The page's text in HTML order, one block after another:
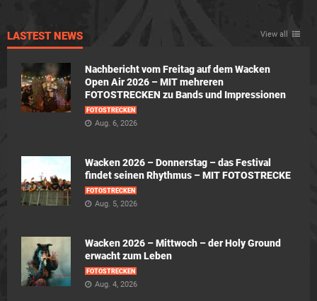
LASTEST NEWS View all
Nachbericht vom Freitag auf dem Wacken
Open Air 2026 – MIT mehreren
FOTOSTRECKEN zu Bands und Impressionen
FOTOSTRECKEN
Aug. 6, 2026
Wacken 2026 – Donnerstag – das Festival
findet seinen Rhythmus – MIT FOTOSTRECKE
FOTOSTRECKEN
Aug. 5, 2026
Wacken 2026 – Mittwoch – der Holy Ground
erwacht zum Leben
FOTOSTRECKEN
Aug. 4, 2026